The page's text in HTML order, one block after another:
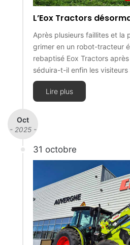
L’Eox Tractors
Après plusieurs faillites et la
grimer en un robot-tracteur
rebaptisé Eox Tractors
séduira-t-il enfin les visiteurs
Lire plus
Oct
- 2025 -
31 octobre